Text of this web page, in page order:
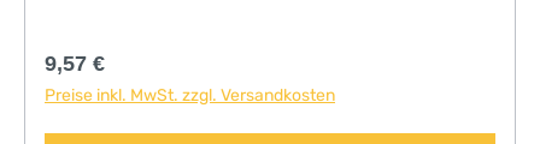
Regulärer Preis:
9,57 €
Preise inkl. MwSt. zzgl. Versandkosten